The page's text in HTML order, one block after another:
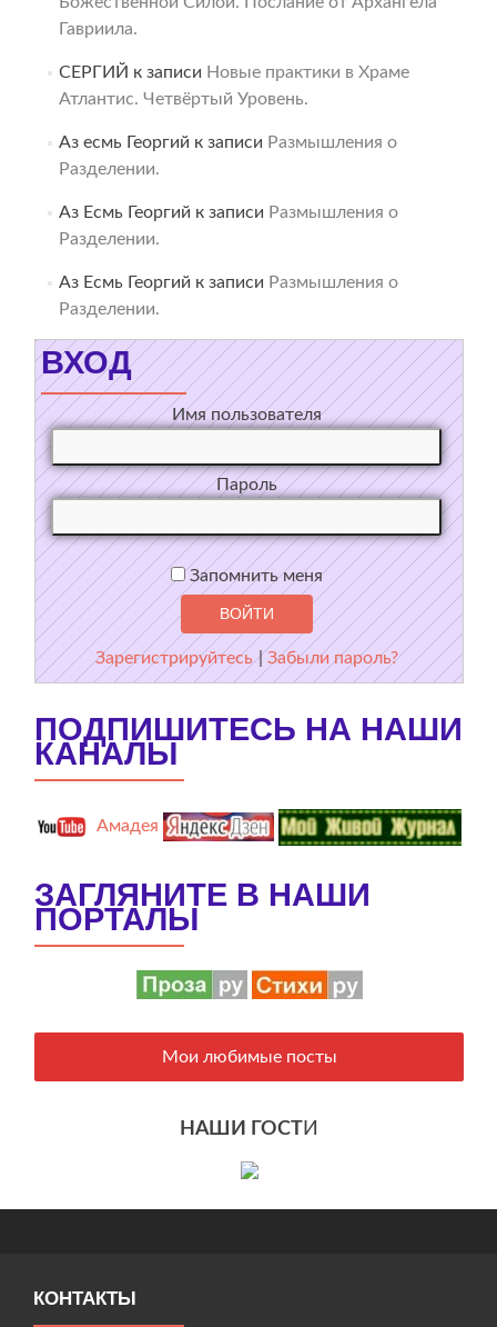
Гавриила.
СЕРГИЙ к записи Новые практики в Храме
Атлантис. Четвёртый Уровень.
Аз есмь Георгий к записи Размышления о
Разделении.
Аз Есмь Георгий к записи Размышления о
Разделении.
Аз Есмь Георгий к записи Размышления о
Разделении.
ВХОД
Имя пользователя
Пароль
Запомнить меня
Зарегистрируйтесь |Забыли пароль?
ПОДПИШИТЕСЬ НА НАШИ
КАНАЛЫ
Амадея
ЗАГЛЯНИТЕ В НАШИ
ПОРТАЛЫ
Мои любимые посты
НАШИ ГОСТ И
КОНТАКТЫ